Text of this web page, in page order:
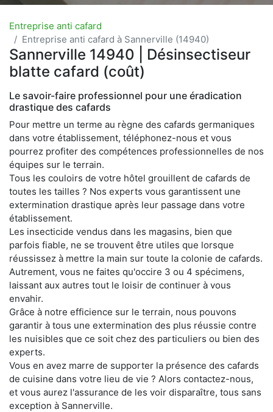
Entreprise anti cafard
Entreprise anti cafard à Sannerville (14940)
Sannerville 14940 | Désinsectiseur
blatte cafard (coût)
Le savoir-faire professionnel pour une éradication
drastique des cafards
Pour mettre un terme au règne des cafards germaniques
dans votre établissement, téléphonez-nous et vous
pourrez profiter des compétences professionnelles de nos
équipes sur le terrain.
Tous les couloirs de votre hôtel grouillent de cafards de
toutes les tailles ? Nos experts vous garantissent une
extermination drastique après leur passage dans votre
établissement.
Les insecticide vendus dans les magasins, bien que
parfois fiable, ne se trouvent être utiles que lorsque
réussissez à mettre la main sur toute la colonie de cafards.
Autrement, vous ne faites qu'occire 3 ou 4 spécimens,
laissant aux autres tout le loisir de continuer à vous
envahir.
Grâce à notre efficience sur le terrain, nous pouvons
garantir à tous une extermination des plus réussie contre
les nuisibles que ce soit chez des particuliers ou bien des
experts.
Vous en avez marre de supporter la présence des cafards
de cuisine dans votre lieu de vie ? Alors contactez-nous,
et vous aurez l'assurance de les voir disparaître, tous sans
exception à Sannerville.